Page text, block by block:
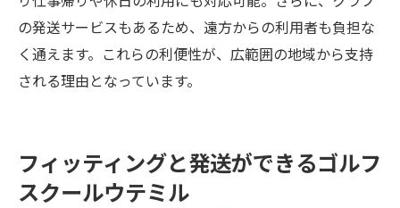
の発送サービスもあるため、遠方からの利用者も負担な
く通えます。これらの利便性が、広範囲の地域から支持
される理由となっています。
フィッティングと発送ができるゴルフ
スクールウテミル